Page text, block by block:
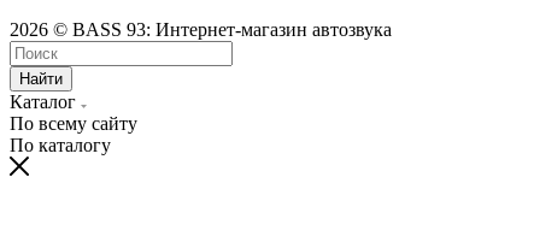
2026 © BASS 93: Интернет-магазин автозвука
Найти
Каталог
По всему сайту
По каталогу